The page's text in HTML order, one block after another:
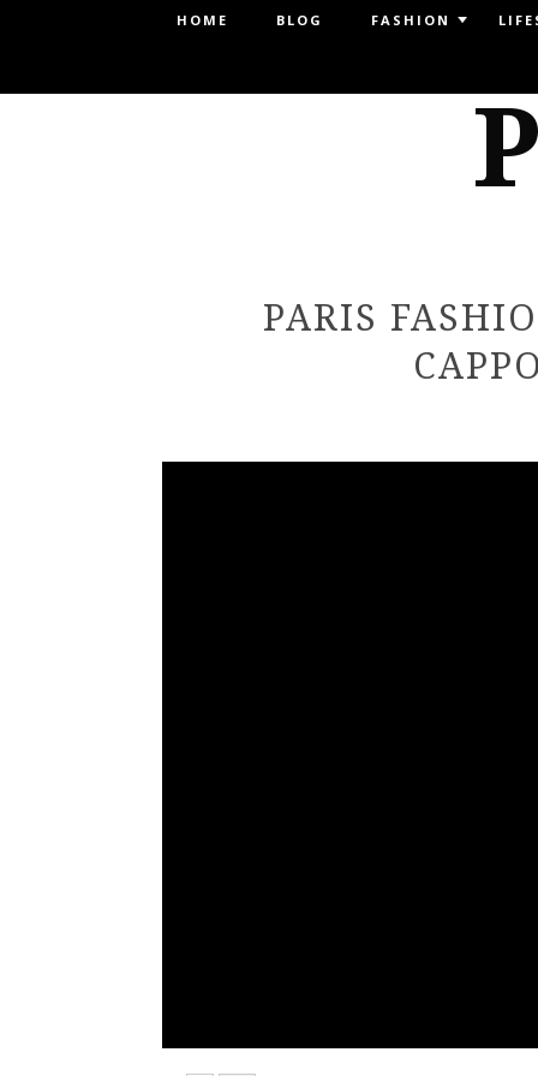
HOME BLOG FASHION
PARIS